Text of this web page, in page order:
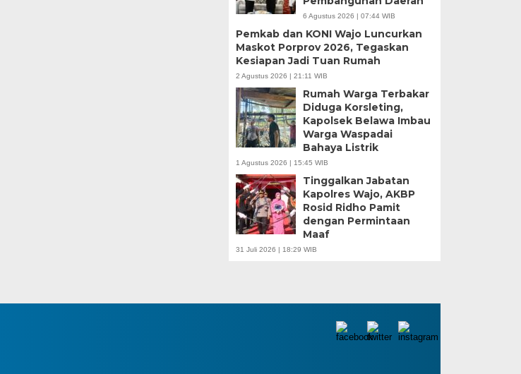
6 Agustus 2026 | 07:44 WIB
Pemkab dan KONI Wajo Luncurkan
Maskot Porprov 2026, Tegaskan
Kesiapan Jadi Tuan Rumah
2 Agustus 2026 | 21:11 WIB
Rumah Warga Terbakar
Diduga Korsleting,
Kapolsek Belawa Imbau
Warga Waspadai
Bahaya Listrik
1 Agustus 2026 | 15:45 WIB
Tinggalkan Jabatan
Kapolres Wajo, AKBP
Rosid Ridho Pamit
dengan Permintaan
Maaf
31 Juli 2026 | 18:29 WIB